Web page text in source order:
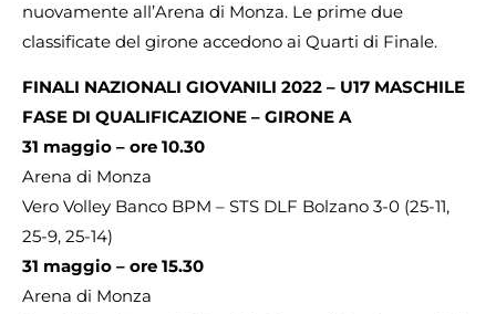
nuovamente all’Arena di Monza. Le prime due
classificate del girone accedono ai Quarti di Finale.
FINALI NAZIONALI GIOVANILI 2022 – U17 MASCHILE
FASE DI QUALIFICAZIONE – GIRONE A
31 maggio – ore 10.30
Arena di Monza
Vero Volley Banco BPM – STS DLF Bolzano 3-0 (25-11,
25-9, 25-14)
31 maggio – ore 15.30
Arena di Monza